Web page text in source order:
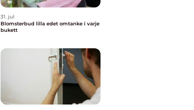
31. jul
Blomsterbud lilla edet omtanke i varje
bukett